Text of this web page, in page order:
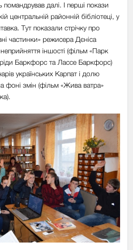
далі. І перші покази
центральній районній бібліотеці, у
Тут показали стрічку про
частинки» режисера Дєніса
іншості (фільм «Парк
Баркфорс та Лассе Баркфорс)
українських Карпат і долю
фоні змін (фільм «Жива ватра»